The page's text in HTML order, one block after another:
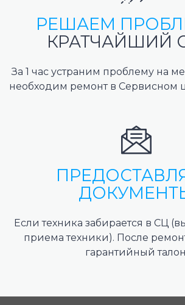
РЕШАЕМ
КРАТЧАЙШИЙ
За 1 час устраним проблему на
необходим ремонт в Сервисном
Если техника забирается в СЦ
приема техники). После
гарантийный